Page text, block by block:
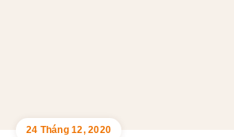
24 Tháng 12, 2020